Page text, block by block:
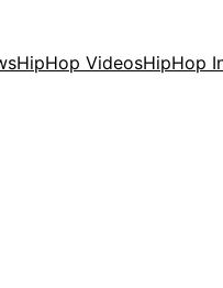
HipHop VideosHipHop